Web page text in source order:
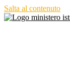
Salta al contenuto